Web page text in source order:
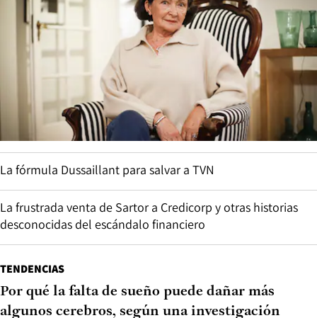
La fórmula Dussaillant para salvar a TVN
La frustrada venta de Sartor a Credicorp y otras historias
desconocidas del escándalo financiero
TENDENCIAS
Por qué la falta de sueño puede dañar más
algunos cerebros, según una investigación